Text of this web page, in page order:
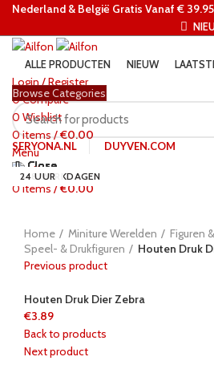
Nederland & België Gratis Vanaf €
ALLE PRODUCTEN NIEUW
Login / Register
0Compare
0 Wishlist
0items/€0.00
Menu
0 items /€0.00
Browse Categories
SERYONA.NL DUYVEN.COM
5-8 WERKDAGEN
Home
Miniture Werelden
Figuren
Speel- & Drukfiguren
Houten Druk
Previous product
Houten Druk Dier Zebra
€3.89
Back to products
Next product
5-8 WERKDAGEN
Close
5-8 WERKDAGEN
Close
24 UUR
Close
5-8 WERKDAGEN
Close
5-8 WERKDAGEN
Close
24 UUR
Close
5-8 WERKDAGEN
Close
24 UUR
Close